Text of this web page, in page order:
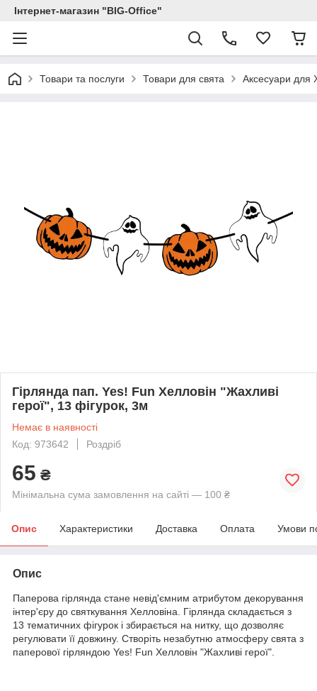
Інтернет-магазин "BIG-Office"
Товари та послуги Товари для свята Аксесуари для
Гірлянда пап. Yes! Fun Хелловін "Жахливі
герої", 13 фігурок, 3м
Немає в наявності
Код: 973642
Роздріб
65 ₴
Мінімальна сума замовлення на сайті — 100 ₴
Опис Характеристики Доставка Оплата Умови
Опис
Паперова гірлянда стане невід'ємним атрибутом декорування
інтер'єру до святкування Хелловіна. Гірлянда складається з
13 тематичних фігурок і збирається на нитку, що дозволяє
регулювати її довжину. Створіть незабутню атмосферу свята з
паперової гірляндою Yes! Fun Хелловін "Жахливі герої".